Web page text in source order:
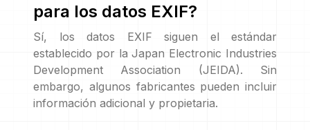
para los datos EXIF?
Sí, los datos EXIF siguen el estándar
establecido por la Japan Electronic Industries
Development Association (JEIDA). Sin
embargo, algunos fabricantes pueden incluir
información adicional y propietaria.